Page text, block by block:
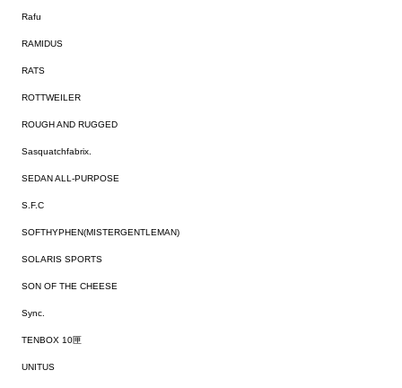
Rafu
RAMIDUS
RATS
ROTTWEILER
ROUGH AND RUGGED
Sasquatchfabrix.
SEDAN ALL-PURPOSE
S.F.C
SOFTHYPHEN(MISTERGENTLEMAN)
SOLARIS SPORTS
SON OF THE CHEESE
Sync.
TENBOX 10匣
UNITUS